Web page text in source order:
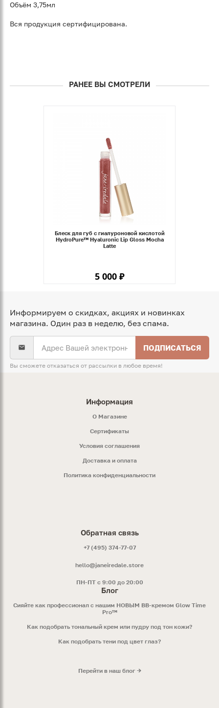
Объём 3,75мл
Вся продукция сертифицирована.
РАНЕЕ ВЫ СМОТРЕЛИ
Блеск для губ с гиалуроновой кислотой
HydroPure™ Hyaluronic Lip Gloss Mocha
Latte
5 000 ₽
Информируем о скидках, акциях и новинках
магазина. Один раз в неделю, без спама.
ПОДПИСАТЬСЯ
Вы сможете отказаться от рассылки в любое время!
Информация
O Магазине
Сертификаты
Условия соглашения
Доставка и оплата
Политика конфиденциальности
Обратная связь
+7 (495) 374-77-07
hello@janeiredale.store
ПН-ПТ с 9:00 до 20:00
Блог
Сияйте как профессионал с нашим НОВЫМ ВВ-кремом Glow Time
Pro™
Как подобрать тональный крем или пудру под тон кожи?
Как подобрать тени под цвет глаз?
Перейти в наш блог →